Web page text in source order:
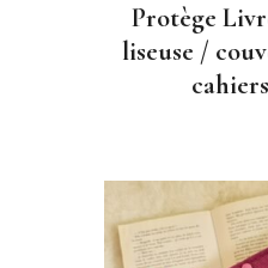
Protège
liseuse /
cahiers